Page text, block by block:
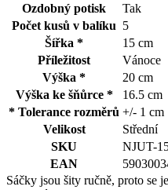
Ozdobný potisk
Tak
Počet kusů v balíku 5
Šířka *
15 cm
Příležitost
Vánoce
Výška *
20 cm
Výška ke šňůrce *
16.5 cm
* Tolerance rozměrů +/- 1 cm
Velikost
Střední
SKU
NJUT-
EAN
Sáčky jsou šity ručně, proto se